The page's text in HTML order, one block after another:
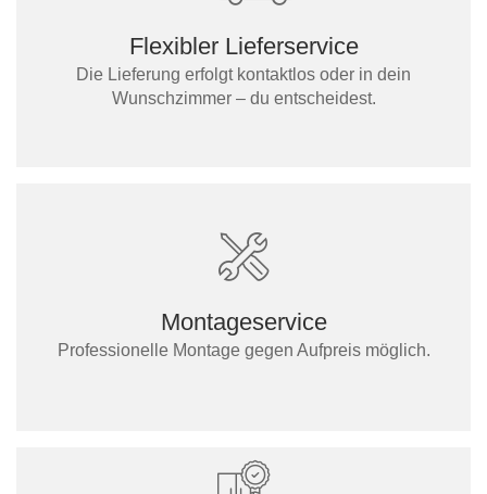
Flexibler Lieferservice
Die Lieferung erfolgt kontaktlos oder in dein
Wunschzimmer – du entscheidest.
Montageservice
Professionelle Montage gegen Aufpreis möglich.